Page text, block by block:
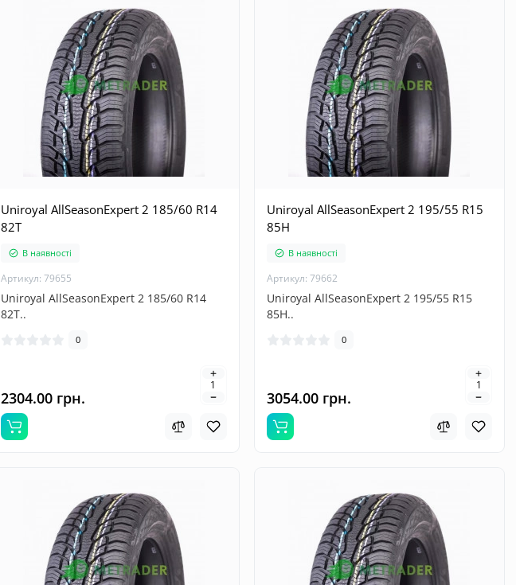
Uniroyal AllSeasonExpert 2 185/60 R14
82T
В наявності
Артикул: 79655
Uniroyal AllSeasonExpert 2 185/60 R14
82T..
0
2304.00 грн.
Uniroyal AllSeasonExpert 2 195/55 R15
85H
В наявності
Артикул: 79662
Uniroyal AllSeasonExpert 2 195/55 R15
85H..
0
3054.00 грн.